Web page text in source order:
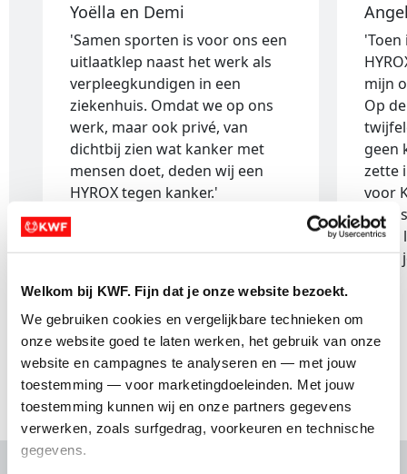
Welkom bij KWF. Fijn dat je onze website bezoekt.
We gebruiken cookies en vergelijkbare technieken om
onze website goed te laten werken, het gebruik van onze
website en campagnes te analyseren en — met jouw
toestemming — voor marketingdoeleinden. Met jouw
toestemming kunnen wij en onze partners gegevens
verwerken, zoals surfgedrag, voorkeuren en technische
gegevens.
Yoëlla en Demi
'Samen sporten is voor ons een
uitlaatklep naast het werk als
verpleegkundigen in een
ziekenhuis. Omdat we op ons
werk, maar ook privé, van
dichtbij zien wat kanker met
mensen doet, deden wij een
HYROX tegen kanker.'
mijn
Op
geen
zette
voor
wees
waar
1 van 2